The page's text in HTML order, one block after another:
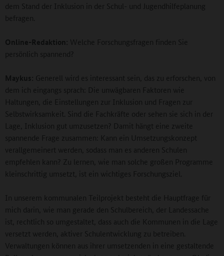
dem Stand der Inklusion in der Schul- und Jugendhilfeplanung
befragen.
Online-Redaktion: Welche Forschungsfragen finden Sie
persönlich spannend?
Maykus: Generell wird es interessant sein, das zu erforschen, von
dem ich eingangs sprach: Die unwägbaren Faktoren wie
Haltungen, die Einstellungen zur Inklusion und Fragen zur
Selbstwirksamkeit. Sind die Fachkräfte oder sehen sie sich in der
Lage, Inklusion gut umzusetzen? Damit hängt eine zweite
spannende Frage zusammen: Kann ein Umsetzungskonzept
verallgemeinert werden, sodass man es anderen Schulen
empfehlen kann? Zu lernen, wie man solche großen Programme
kleinschrittig umsetzt, ist ein wichtiges Forschungsziel.
In unserem kommunalen Teilprojekt besteht die Hauptfrage für
mich darin, wie man gerade den Schulbereich, der Landessache
ist, rechtlich so umgestaltet, dass auch die Kommunen in die Lage
versetzt werden, aktiver Schulentwicklung zu betreiben.
Verwaltungen können aus ihrer umsetzenden in eine gestaltende